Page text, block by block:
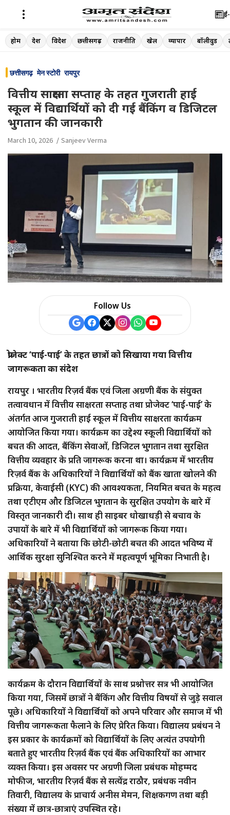
Skip
to
होम देश विदेश छत्तीसगढ़ राजनीति खेल व्यापार बॉलीवुड
छत्तीसगढ़ मेन स्टोरी रायपुर
वित्तीय साक्षरता सप्ताह के तहत गुजराती हाई
स्कूल में विद्यार्थियों को दी गई बैंकिंग व डिजिटल
भुगतान की जानकारी
March 10, 2026 Sanjeev Verma
Follow Us
प्रोजेक्ट ‘पाई-पाई’ के तहत छात्रों को सिखाया गया वित्तीय
जागरूकता का संदेश
रायपुर । भारतीय रिज़र्व बैंक एवं जिला अग्रणी बैंक के संयुक्त
तत्वावधान में वित्तीय साक्षरता सप्ताह तथा प्रोजेक्ट ‘पाई-पाई’ के
अंतर्गत आज गुजराती हाई स्कूल में वित्तीय साक्षरता कार्यक्रम
आयोजित किया गया। कार्यक्रम का उद्देश्य स्कूली विद्यार्थियों को
बचत की आदत, बैंकिंग सेवाओं, डिजिटल भुगतान तथा सुरक्षित
वित्तीय व्यवहार के प्रति जागरूक करना था। कार्यक्रम में भारतीय
रिज़र्व बैंक के अधिकारियों ने विद्यार्थियों को बैंक खाता खोलने की
प्रक्रिया, केवाईसी (KYC) की आवश्यकता, नियमित बचत के महत्व
तथा एटीएम और डिजिटल भुगतान के सुरक्षित उपयोग के बारे में
विस्तृत जानकारी दी। साथ ही साइबर धोखाधड़ी से बचाव के
उपायों के बारे में भी विद्यार्थियों को जागरूक किया गया।
अधिकारियों ने बताया कि छोटी-छोटी बचत की आदत भविष्य में
आर्थिक सुरक्षा सुनिश्चित करने में महत्वपूर्ण भूमिका निभाती है।
कार्यक्रम के दौरान विद्यार्थियों के साथ प्रश्नोत्तर सत्र भी आयोजित
किया गया, जिसमें छात्रों ने बैंकिंग और वित्तीय विषयों से जुड़े सवाल
पूछे। अधिकारियों ने विद्यार्थियों को अपने परिवार और समाज में भी
वित्तीय जागरूकता फैलाने के लिए प्रेरित किया। विद्यालय प्रबंधन ने
इस प्रकार के कार्यक्रमों को विद्यार्थियों के लिए अत्यंत उपयोगी
बताते हुए भारतीय रिज़र्व बैंक एवं बैंक अधिकारियों का आभार
व्यक्त किया। इस अवसर पर अग्रणी जिला प्रबंधक मोहम्मद
मोफीज, भारतीय रिज़र्व बैंक से सत्येंद्र राठौर, प्रबंधक नवीन
तिवारी, विद्यालय के प्राचार्य अनीस मेमन, शिक्षकगण तथा बड़ी
संख्या में छात्र-छात्राएं उपस्थित रहे।